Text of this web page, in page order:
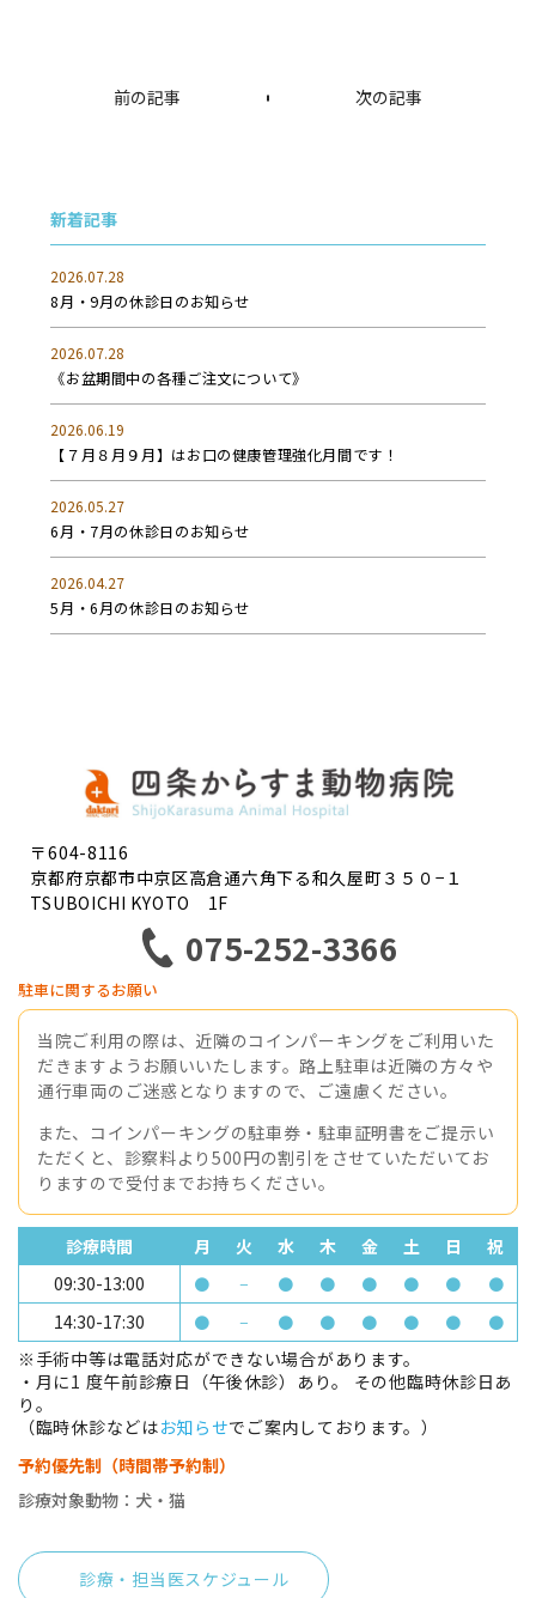
前の記事 次の記事
新着記事
2026.07.28
8月・9月の休診日のお知らせ
2026.07.28
《お盆期間中の各種ご注文について》
2026.06.19
【７月８月９月】はお口の健康管理強化月間です！
2026.05.27
6月・7月の休診日のお知らせ
2026.04.27
5月・6月の休診日のお知らせ
〒604-8116
京都府京都市中京区高倉通六角下る和久屋町３５０−１
TSUBOICHI KYOTO 1F
075-252-3366
駐車に関するお願い
当院ご利用の際は、近隣のコインパーキングをご利用いた
だきますようお願いいたします。路上駐車は近隣の方々や
通行車両のご迷惑となりますので、ご遠慮ください。
また、コインパーキングの駐車券・駐車証明書をご提示い
ただくと、診察料より500円の割引をさせていただいてお
りますので受付までお持ちください。
診療時間 月 火 水 木 金 土 日
祝
09:30-13:00
● − ● ● ● ● ● ●
14:30-17:30 ● − ● ● ● ● ● ●
※手術中等は電話対応ができない場合があります。
・月に1 度午前診療日（午後休診）あり。 その他臨時休診日あ
り。
（臨時休診などはお知らせでご案内しております。）
予約優先制（時間帯予約制）
診療対象動物：犬・猫
診療・担当医スケジュール